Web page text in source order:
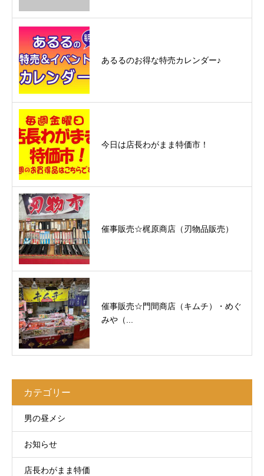
あるるのお得な特売カレンダー♪
今日は店長わがまま特価市！
催事販売☆梶原商店（刃物品販売）
催事販売☆門間商店（キムチ）・めぐ
みや（...
カテゴリー
男の昼メシ
お知らせ
店長わがまま特価